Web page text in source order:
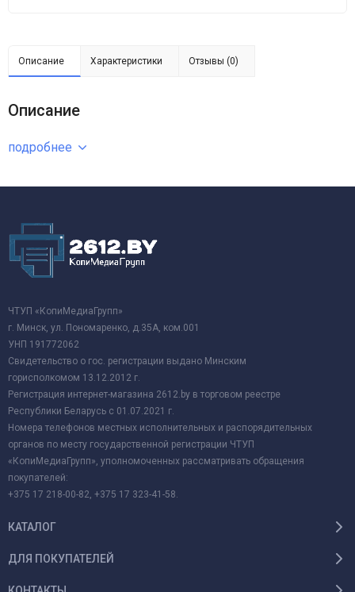
Описание Характеристики Отзывы (0)
Описание
подробнее
ЧТУП «КопиМедиаГрупп»
г. Минск, ул. Пономаренко, д.35А, ком.001
УНП 191772062
Свидетельство о гос. регистрации выдано Минским
горисполкомом 13.12.2012 г.
Регистрация интернет-магазина 2612.by в торговом реестре
Республики Беларусь с 01.07.2021 г.
Номера телефонов местных исполнительных и распорядительных
органов по месту государственной регистрации ЧТУП
«КопиМедиаГрупп», уполномоченных рассматривать обращения
покупателей:
+375 17 218-00-82, +375 17 323-41-58.
КАТАЛОГ
ДЛЯ ПОКУПАТЕЛЕЙ